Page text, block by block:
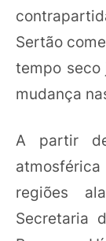
Sertão
tempo seco
mudança
A partir
regiões
Secretaria